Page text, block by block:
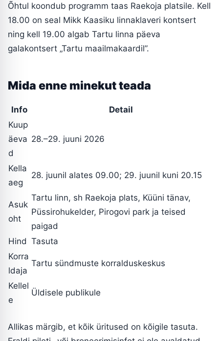
Õhtul koondub programm taas Raekoja platsile. Kell
18.00 on seal Mikk Kaasiku linnaklaveri kontsert
ning kell 19.00 algab Tartu linna päeva
galakontsert „Tartu maailmakaardil”.
Mida enne minekut teada
Info
Detail
Kuup
äeva
d
28.–29. juuni 2026
Kella
aeg
28. juunil alates 09.00; 29. juunil kuni 20.15
Asuk
oht
Tartu linn, sh Raekoja plats, Küüni tänav,
Püssirohukelder, Pirogovi park ja teised
paigad
Hind Tasuta
Korra
ldaja
Tartu sündmuste korralduskeskus
Kellel
e
Üldisele publikule
Allikas märgib, et kõik üritused on kõigile tasuta.